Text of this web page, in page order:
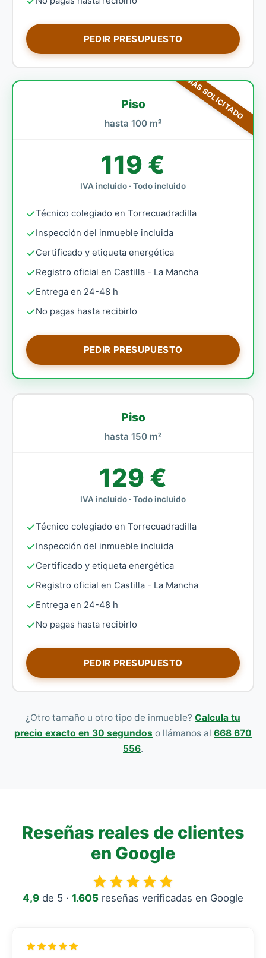
PEDIR PRESUPUESTO
MÁS SOLICITADO
Piso
hasta 100 m²
119 €
IVA incluido · Todo incluido
Técnico colegiado en Torrecuadradilla
Inspección del inmueble incluida
Certificado y etiqueta energética
Registro oficial en Castilla - La Mancha
Entrega en 24-48 h
No pagas hasta recibirlo
PEDIR PRESUPUESTO
Piso
hasta 150 m²
129 €
IVA incluido · Todo incluido
Técnico colegiado en Torrecuadradilla
Inspección del inmueble incluida
Certificado y etiqueta energética
Registro oficial en Castilla - La Mancha
Entrega en 24-48 h
No pagas hasta recibirlo
PEDIR PRESUPUESTO
¿Otro tamaño u otro tipo de inmueble? Calcula tu
precio exacto en 30 segundos o llámanos al 668 670
556.
Reseñas reales de clientes
en Google
4,9 de 5 · 1.605 reseñas verificadas en Google